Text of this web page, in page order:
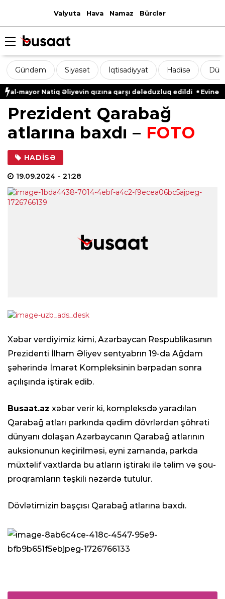
Valyuta Hava Namaz Bürclər
Gündəm Siyasət İqtisadiyyat Hadisə
Natiq Əliyevin qızına qarşı dələduzluq edildi Evinə gələn
Prezident Qarabağ
atlarına baxdı – FOTO
HADISƏ
19.09.2024 - 21:28
Xəbər verdiyimiz kimi, Azərbaycan Respublikasının
Prezidenti İlham Əliyev sentyabrın 19-da Ağdam
şəhərində İmarət Kompleksinin bərpadan sonra
açılışında iştirak edib.
Busaat.az xəbər verir ki, kompleksdə yaradılan
Qarabağ atları parkında qədim dövrlərdən şöhrəti
dünyanı dolaşan Azərbaycanın Qarabağ atlarının
auksionunun keçirilməsi, eyni zamanda, parkda
müxtəlif vaxtlarda bu atların iştirakı ilə təlim və şou-
proqramların təşkili nəzərdə tutulur.
Dövlətimizin başçısı Qarabağ atlarına baxdı.